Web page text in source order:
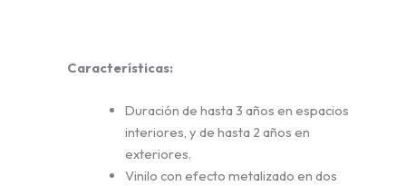
Características:
Duración de hasta 3 años en espacios
interiores, y de hasta 2 años en
exteriores.
Vinilo con efecto metalizado en dos